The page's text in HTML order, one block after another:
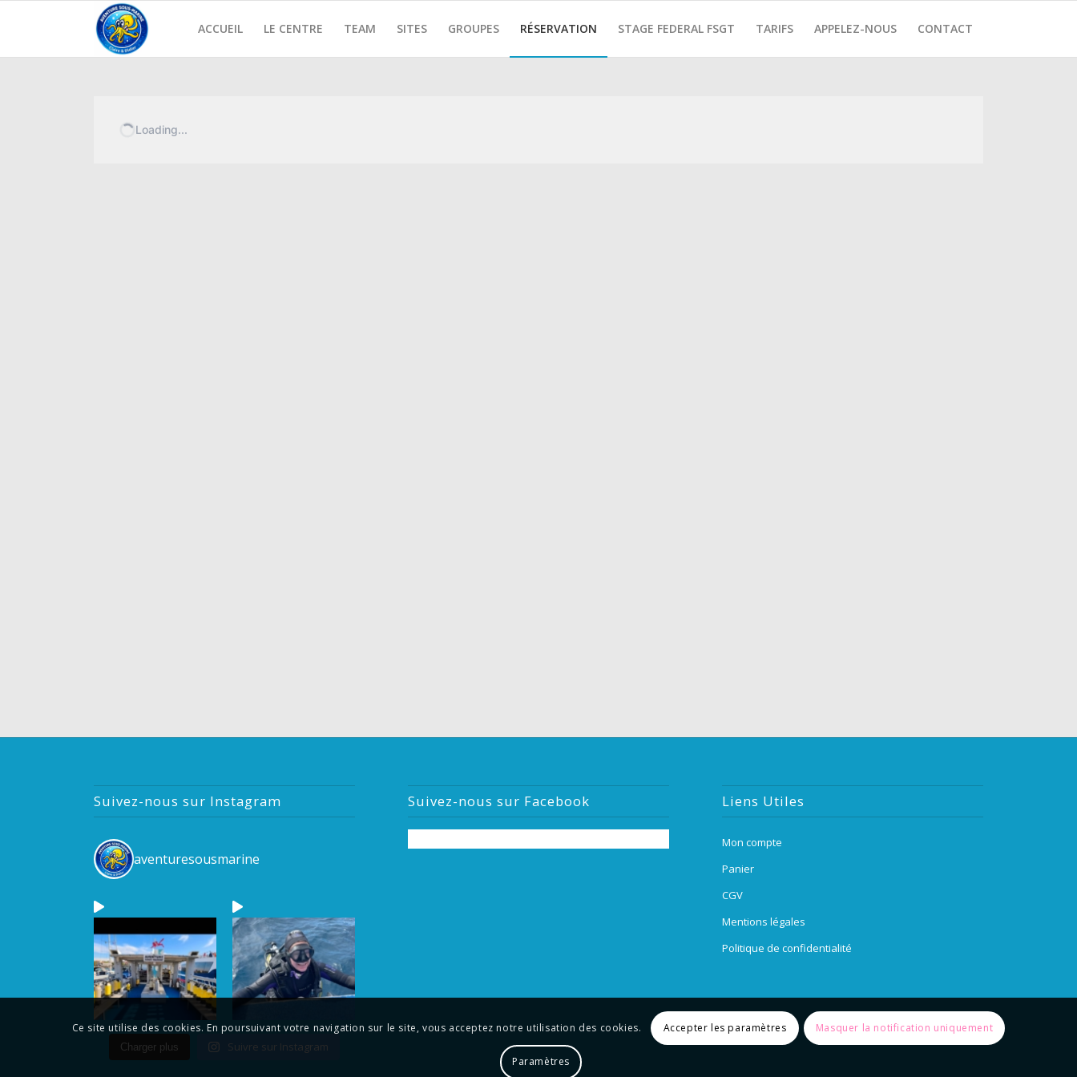
ACCUEIL LE CENTRE TEAM SITES GROUPES RÉSERVATION STAGE FEDERAL FSGT TARIFS APPELEZ-NOUS CONTACT
Suivez-nous sur Instagram
aventuresousmarine
Charger plus Suivre sur Instagram
Suivez-nous sur Facebook Liens Utiles
Mon compte
Panier
CGV
Mentions légales
Politique de confidentialité
Ce site utilise des cookies. En poursuivant votre navigation sur le site, vous acceptez notre utilisation des cookies. Accepter les paramètres Masquer la notification uniquement
Paramètres